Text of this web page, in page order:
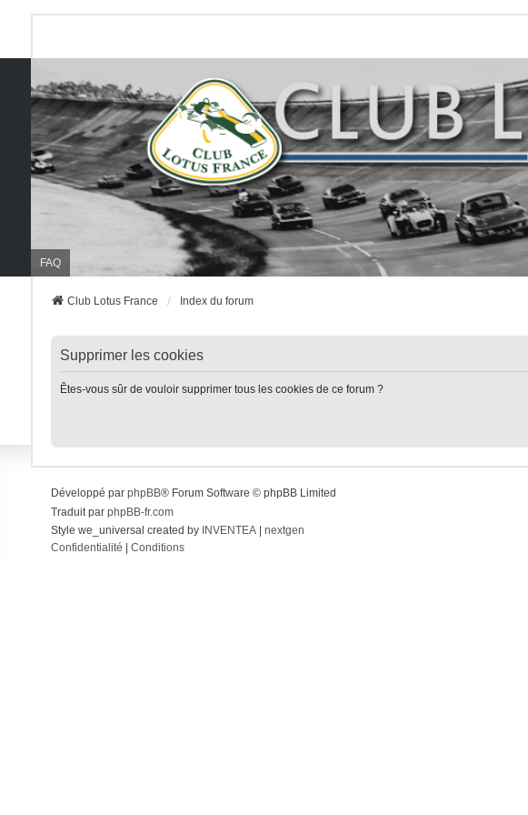
FAQ
Club Lotus France Index du forum
Supprimer les cookies
Êtes-vous sûr de vouloir supprimer tous les cookies de ce forum ?
Développé par phpBB® Forum Software © phpBB Limited
Traduit par phpBB-fr.com
Style we_universal created by INVENTEA| nextgen
Confidentialité
Conditions